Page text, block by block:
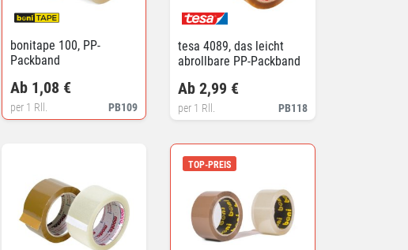
bonitape 100, PP-
Packband
PB109
Ab 1,08 €
per 1 Rll.
tesa 4089, das leicht
abrollbare PP-Packband
PB118
Ab 2,99 €
per 1 Rll.
TOP-PREIS